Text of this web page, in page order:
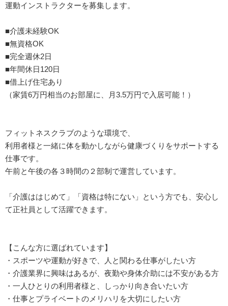
運動インストラクターを募集します。
■介護未経験OK
■無資格OK
■完全週休2日
■年間休日120日
■借上げ住宅あり
（家賃6万円相当のお部屋に、月3.5万円で入居可能！）
フィットネスクラブのような環境で、
利用者様と一緒に体を動かしながら健康づくりをサポートする
仕事です。
午前と午後の各３時間の２部制で運営しています。
「介護ははじめて」「資格は特にない」という方でも、安心し
て正社員として活躍できます。
【こんな方に選ばれています】
・スポーツや運動が好きで、人と関わる仕事がしたい方
・介護業界に興味はあるが、夜勤や身体介助には不安がある方
・一人ひとりの利用者様と、しっかり向き合いたい方
・仕事とプライベートのメリハリを大切にしたい方